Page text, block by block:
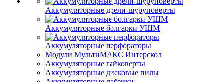
Аккумуляторные дрели-шуруповерты
Аккумуляторные болгарки УШМ
Аккумуляторные перфораторы
Модули МультиМАКС Интерскол
Аккумуляторные гайковерты
Аккумуляторные дисковые пилы